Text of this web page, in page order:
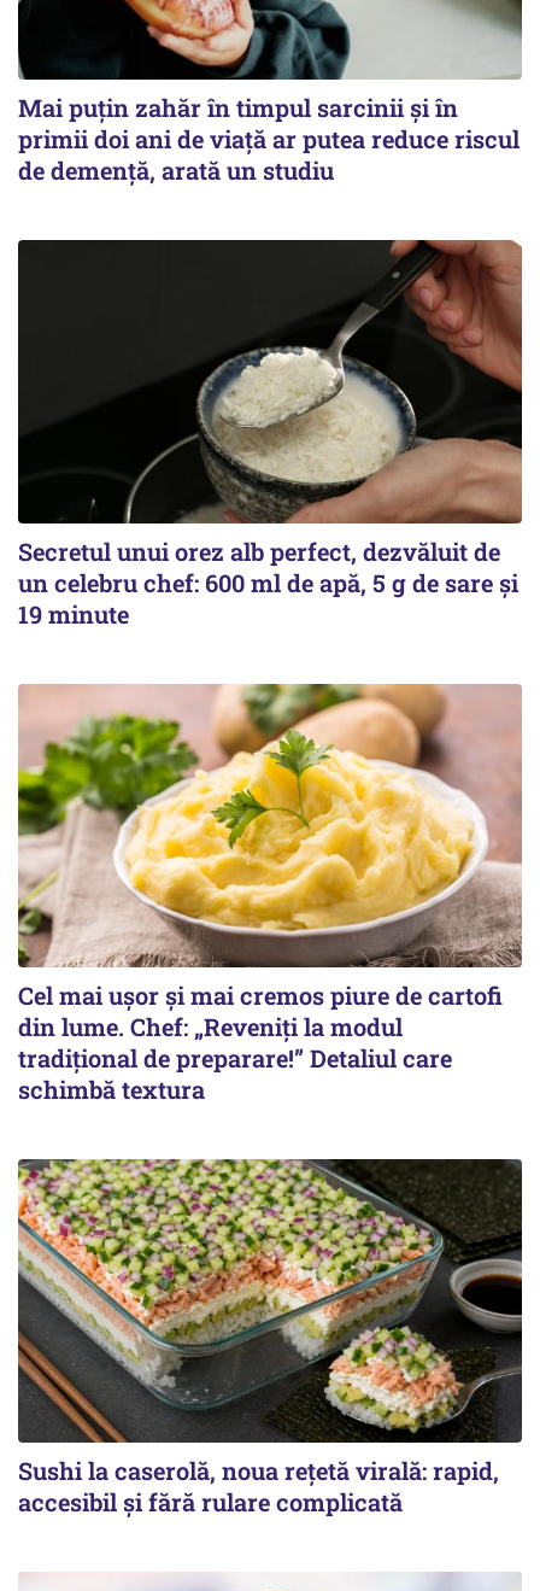
Mai puțin zahăr în timpul sarcinii și în
primii doi ani de viață ar putea reduce riscul
de demență, arată un studiu
Secretul unui orez alb perfect, dezvăluit de
un celebru chef: 600 ml de apă, 5 g de sare și
19 minute
Cel mai ușor și mai cremos piure de cartofi
din lume. Chef: „Reveniți la modul
tradițional de preparare!” Detaliul care
schimbă textura
Sushi la caserolă, noua rețetă virală: rapid,
accesibil și fără rulare complicată